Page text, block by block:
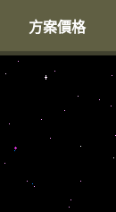
方案價格